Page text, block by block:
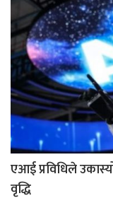
एआई प्रविधिले
वृद्धि